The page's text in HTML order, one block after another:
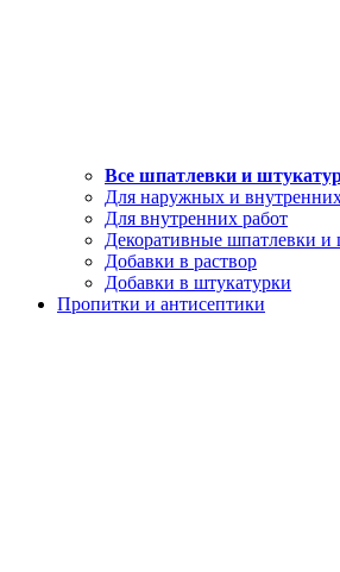
Все шпатлевки и
Для наружных и
Для внутренних работ
Декоративные шпатлевки и
Добавки в раствор
Добавки в штукатурки
Пропитки и антисептики